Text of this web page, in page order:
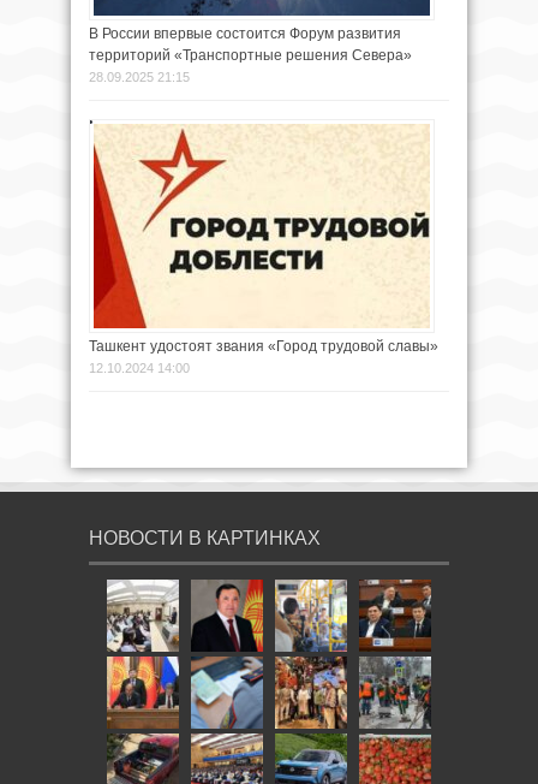
В России впервые состоится Форум развития
территорий «Транспортные решения Севера»
28.09.2025 21:15
Ташкент удостоят звания «Город трудовой славы»
12.10.2024 14:00
НОВОСТИ В КАРТИНКАХ